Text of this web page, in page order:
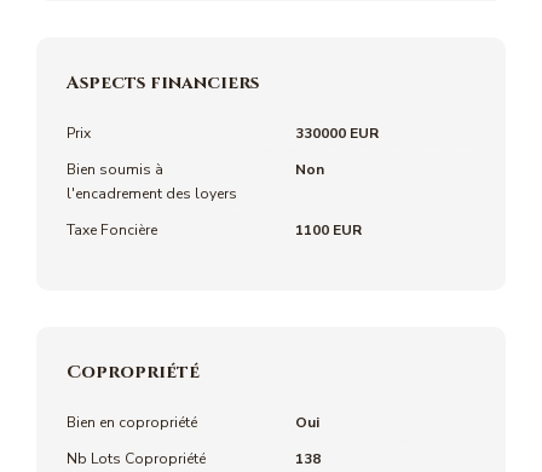
Aspects financiers
Prix
330000 EUR
Bien soumis à
l'encadrement des loyers
Non
Taxe Foncière 1100 EUR
Copropriété
Bien en copropriété
Oui
Nb Lots Copropriété
138